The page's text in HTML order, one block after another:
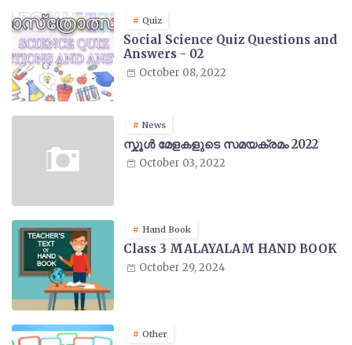
Quiz
Social Science Quiz Questions and
Answers - 02
October 08, 2022
News
സ്കൂൾ മേളകളുടെ സമയക്രമം 2022
October 03, 2022
Hand Book
Class 3 MALAYALAM HAND BOOK
October 29, 2024
Other